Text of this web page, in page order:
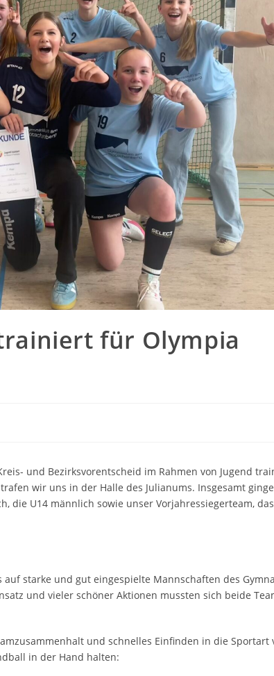
für Olympia
und Bezirksvorentscheid im Rahmen von Jugend
wir uns in der Halle des Julianums. Insgesamt
die U14 männlich sowie unser Vorjahressiegerteam,
starke und gut eingespielte Mannschaften des
und vieler schöner Aktionen mussten sich beide
und schnelles Einfinden in die Sportart
in der Hand halten: